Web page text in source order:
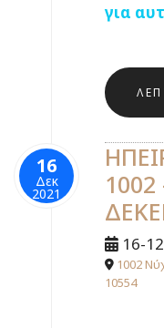
για
16
Δεκ
2021
16-
1002
10554